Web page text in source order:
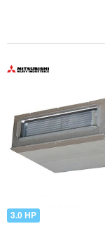
3.0 HP